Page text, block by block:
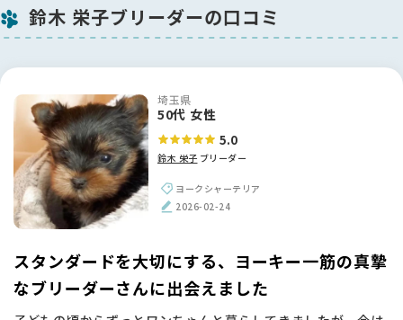
鈴木 栄子ブリーダーの口コミ
埼玉県
50代 女性
5.0
鈴木 栄子 ブリーダー
ヨークシャーテリア
2026-02-24
スタンダードを大切にする、ヨーキー一筋の真摯
なブリーダーさんに出会えました